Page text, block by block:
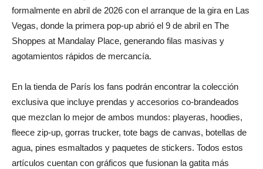
formalmente en abril de 2026 con el arranque de la gira en Las
Vegas, donde la primera pop-up abrió el 9 de abril en The
Shoppes at Mandalay Place, generando filas masivas y
agotamientos rápidos de mercancía.
En la tienda de París los fans podrán encontrar la colección
exclusiva que incluye prendas y accesorios co-brandeados
que mezclan lo mejor de ambos mundos: playeras, hoodies,
fleece zip-up, gorras trucker, tote bags de canvas, botellas de
agua, pines esmaltados y paquetes de stickers. Todos estos
artículos cuentan con gráficos que fusionan la gatita más